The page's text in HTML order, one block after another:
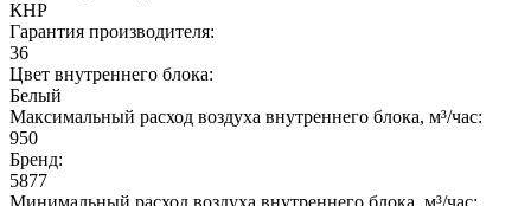
КНР
Гарантия производителя:
36
Цвет внутреннего блока:
Белый
Максимальный расход воздуха внутреннего блока, м³/час:
950
Бренд:
5877
Минимальный расход воздуха внутреннего блока, м³/час: